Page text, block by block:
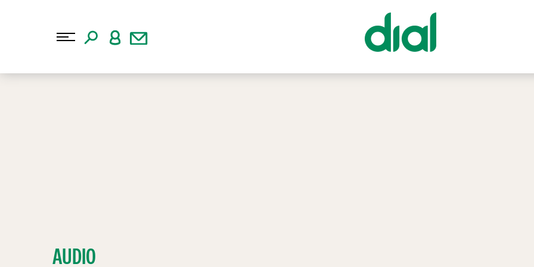
AUDIO